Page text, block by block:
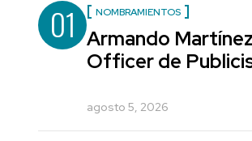
01 NOMBRAMIENTOS
Armando
Officer de
agosto 5, 2026